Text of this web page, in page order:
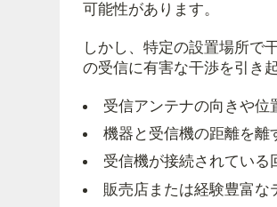
可能性があります。
しかし、特定の設置場所で
の受信に有害な干渉を引き
受信アンテナの向きや位
機器と受信機の距離を離
受信機が接続されている
販売店または経験豊富な